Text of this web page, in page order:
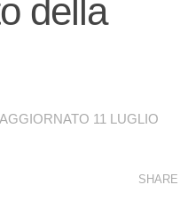
della
AGGIORNATO 11 LUGLIO
SHARE